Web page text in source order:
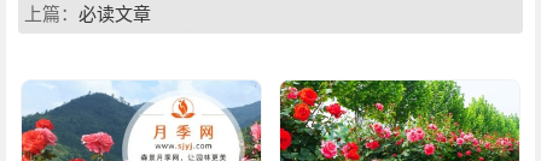
上篇： 必读文章